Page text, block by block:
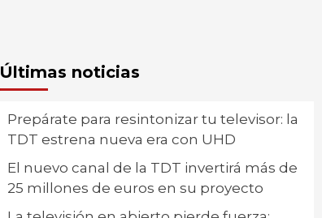
Últimas noticias
Prepárate para resintonizar tu televisor: la
TDT estrena nueva era con UHD
El nuevo canal de la TDT invertirá más de
25 millones de euros en su proyecto